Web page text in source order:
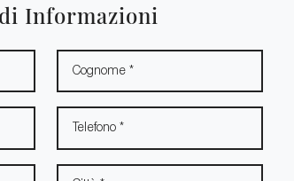
Informazioni